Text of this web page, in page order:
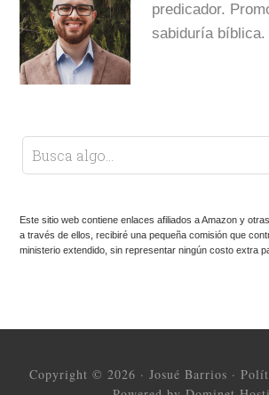
predicador.
sabiduría
Este sitio web contiene enlaces afiliados a Amazon y
a través de ellos, recibiré una pequeña comisión que
ministerio extendido, sin representar ningún costo extra
Copyright © 2026 · Josué Barrios ·